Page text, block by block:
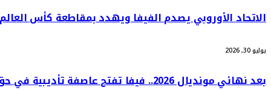
الاتحاد الأوروبي يصدم الفيفا ويهدد بمقاطعة كأس العالم
يوليو 30, 2026
بعد نهائي مونديال 2026.. فيفا تفتح عاصفة تأديبية في حق الأرجنتين